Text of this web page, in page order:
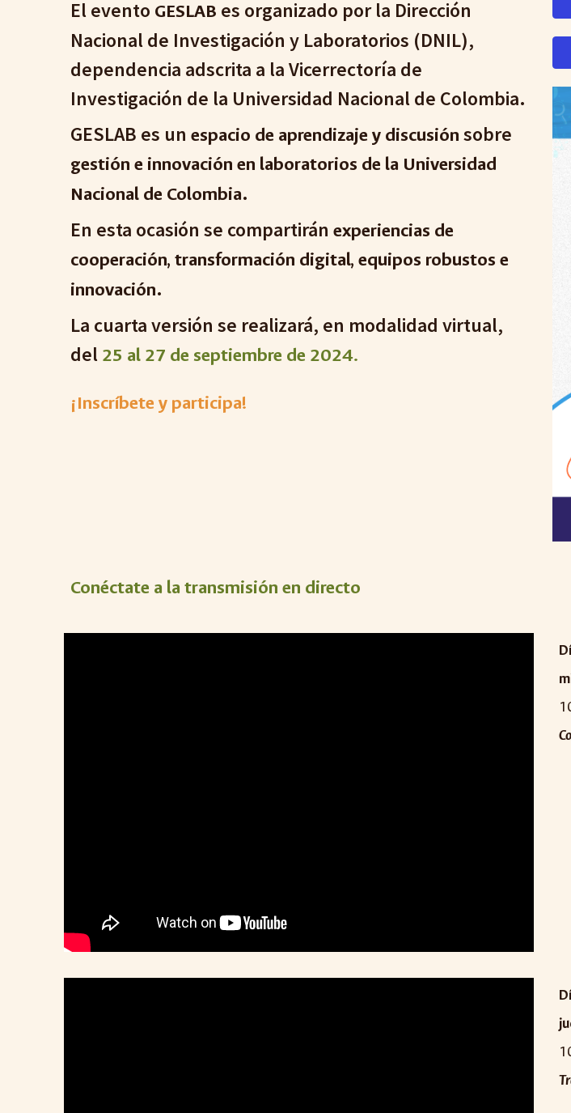
El evento GESLAB es organizado porla Dirección
Nacional de Investigación y Laboratorios (DNIL),
dependencia adscrita a la Vicerrectoría de
Investigación de la Universidad Nacional de Colombia.
GESLAB es unespacio de aprendizaje y discusión sobre
gestión e innovación en laboratorios de la Universidad
Nacional de Colombia.
En esta ocasión se compartiránexperiencias de
cooperación, transformación digital, equipos robustos e
innovación.
La cuartaversión se realizará, en modalidad virtual,
del 25 al 27 de septiembre de 2024.
¡Inscríbete y participa!
Conéctate a la transmisión en directo
T